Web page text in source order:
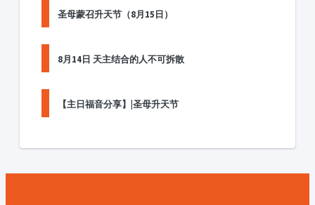
圣母蒙召升天节（8月15日）
8月14日 天主结合的人不可拆散
【主日福音分享】|圣母升天节